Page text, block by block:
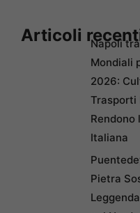
Articoli
Napoli
Mondiali
2026:
Trasporti
Rendono
Italiana
Pietra